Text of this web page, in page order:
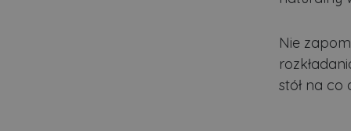
Nie
stół na co